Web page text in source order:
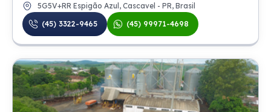
5G5V+RR Espigão Azul, Cascavel - PR, Brasil
(45) 3322-9465
(45) 99971-4698